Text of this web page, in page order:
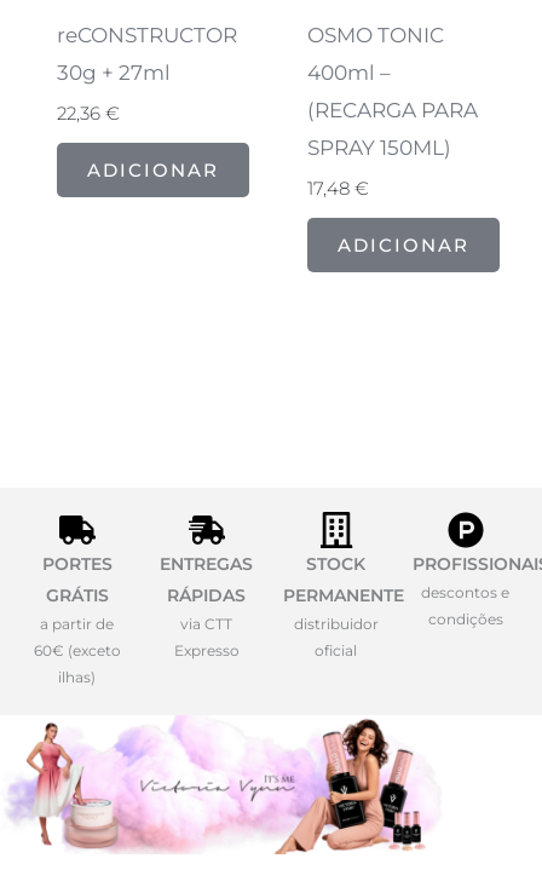
reCONSTRUCTOR
30g + 27ml
22,36 €
ADICIONAR
OSMO TONIC
400ml –
(RECARGA PARA
SPRAY 150ML)
17,48€
ADICIONAR
PORTES
GRÁTIS
a partir de
60€ (exceto
ilhas)
ENTREGAS
RÁPIDAS
via CTT
Expresso
STOCK
PERMANENTE
distribuidor
oficial
descontos e
condições